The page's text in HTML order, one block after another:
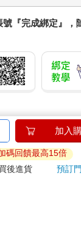
『完成綁定』，
作ATM! 如接獲
指示，以免受騙上
用期，退回商品